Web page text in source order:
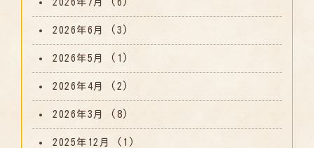
2026年6月 (3)
2026年5月 (1)
2026年4月 (2)
2026年3月 (8)
2025年12月 (1)